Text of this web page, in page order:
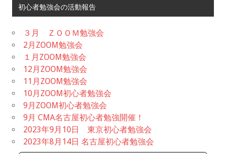
初心者勉強会の活動報告
３月 ＺＯＯＭ勉強会
2月ZOOM勉強会
１月ZOOM勉強会
12月ZOOM勉強会
11月ZOOM勉強会
10月ZOOM初心者勉強会
9月ZOOM初心者勉強会
9月 CMA名古屋初心者勉強開催！
2023年9月10日 東京初心者勉強会
2023年8月14日 名古屋初心者勉強会